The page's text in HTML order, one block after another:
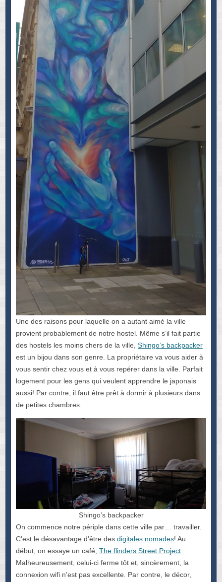
Une des raisons pour laquelle on a autant aimé la ville
provient probablement de notre hostel. Même s’il fait partie
des hostels les moins chers de la ville, Shingo’s backpacker
est un bijou dans son genre. La propriétaire va vous aider à
vous sentir chez vous et à vous repérer dans la ville. Parfait
logement pour les gens qui veulent apprendre le japonais
aussi! Par contre, il faut être prêt à dormir à plusieurs dans
de petites chambres.
Shingo’s backpacker
On commence notre périple dans cette ville par… travailler.
C’est le désavantage d’être des digitales nomades! Au
début, on essaye un café; The flinders Street Project.
Malheureusement, celui-ci ferme tôt et, sincèrement, la
connexion wifi n’est pas excellente. Par contre, le décor,